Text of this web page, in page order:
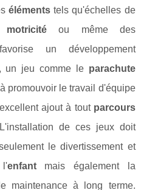
éléments tels qu'échelles de
ou même des
un développement
un jeu comme le parachute
promouvoir le travail d'équipe
ajout à tout parcours
de ces jeux doit
le divertissement et
l'enfantmais également la
maintenance à long terme.